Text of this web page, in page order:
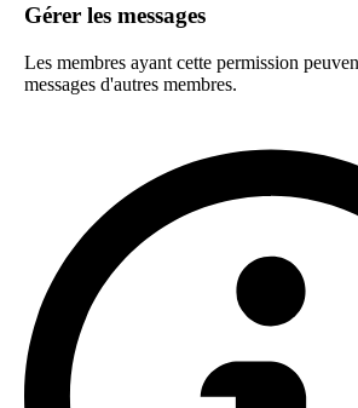
Gérer les messages
Les membres ayant cette permission
messages d'autres membres.